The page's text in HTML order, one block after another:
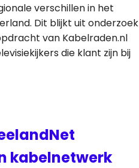
verschillen in het
Dit blijkt uit onderzoek
van Kabelraden.nl
die klant zijn bij
kabelnetwerk